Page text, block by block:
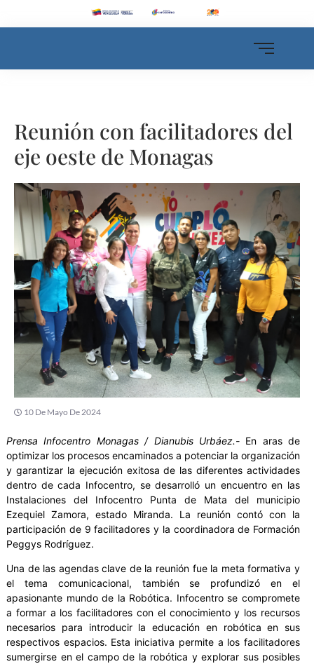
Reunión con facilitadores del
eje oeste de Monagas
10 De Mayo De 2024
Prensa Infocentro Monagas / Dianubis Urbáez.-En aras de
optimizar los procesos encaminados a potenciar la organización
y garantizar la ejecución exitosa de las diferentes actividades
dentro de cada Infocentro, se desarrolló un encuentro en las
Instalaciones del Infocentro Punta de Mata del municipio
Ezequiel Zamora, estado Miranda. La reunión contó con la
participación de 9 facilitadores y la coordinadora de Formación
Peggys Rodríguez.
Una de las agendas clave de la reunión fue la meta formativa y
el tema comunicacional, también se profundizó en el
apasionante mundo de la Robótica. Infocentro se compromete
a formar a los facilitadores con el conocimiento y los recursos
necesarios para introducir la educación en robótica en sus
respectivos espacios. Esta iniciativa permite a los facilitadores
sumergirse en el campo de la robótica y explorar sus posibles